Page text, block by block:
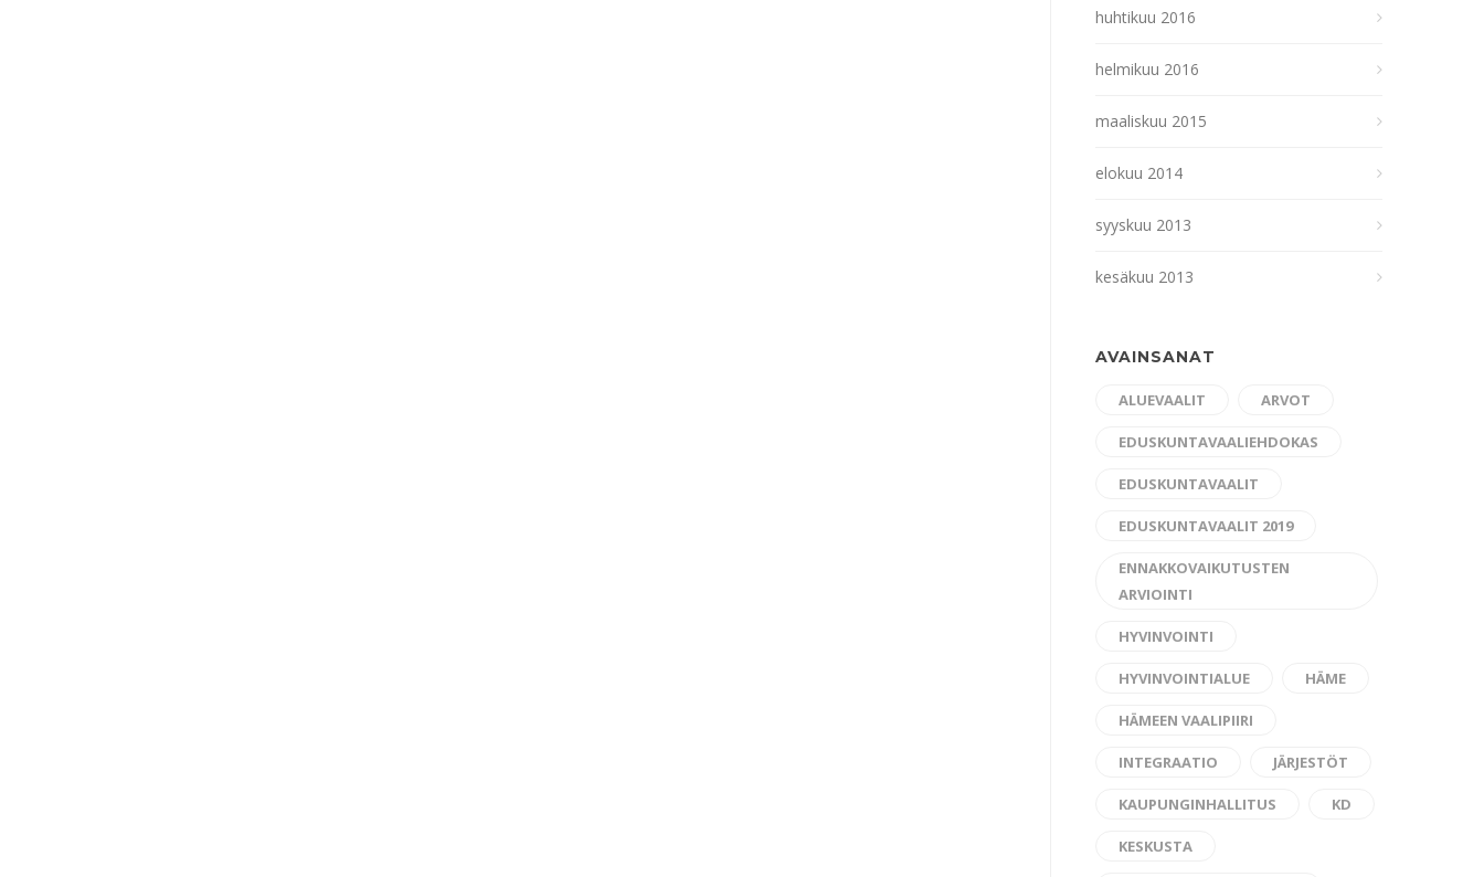
huhtikuu 2016
helmikuu 2016
maaliskuu 2015
elokuu 2014
syyskuu 2013
kesäkuu 2013
AVAINSANAT
ALUEVAALIT ARVOT
EDUSKUNTAVAALIEHDOKAS
EDUSKUNTAVAALIT
EDUSKUNTAVAALIT 2019
ENNAKKOVAIKUTUSTEN
ARVIOINTI
HYVINVOINTI
HYVINVOINTIALUE HÄME
HÄMEEN VAALIPIIRI
INTEGRAATIO JÄRJESTÖT
KAUPUNGINHALLITUS KD
KESKUSTA